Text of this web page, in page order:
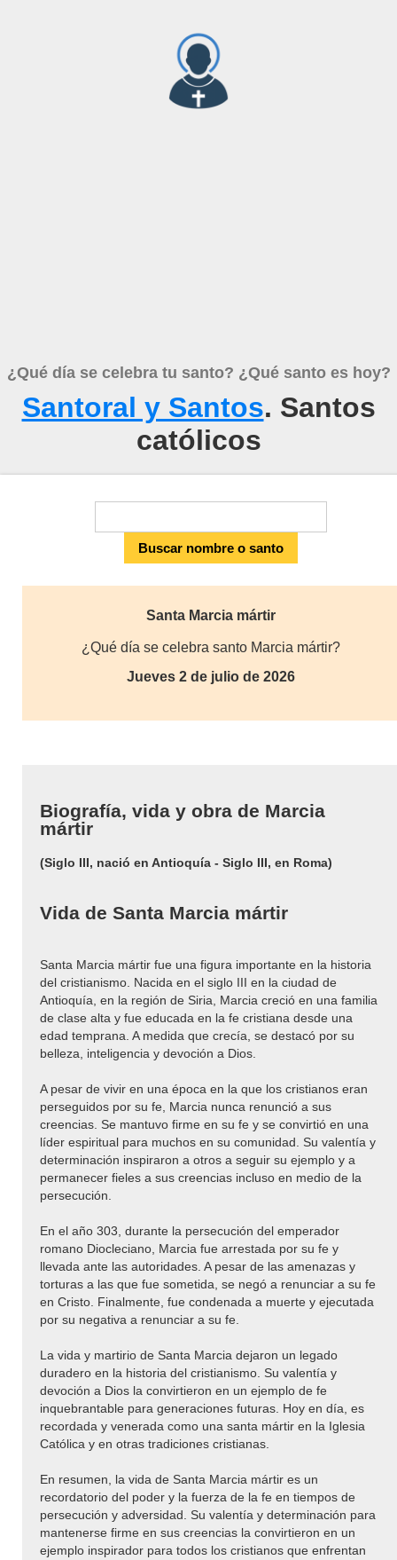
¿Qué día se celebra tu santo? ¿Qué santo es hoy?
Santoral y Santos. Santos
católicos
Santa Marcia mártir
¿Qué día se celebra santo Marcia mártir?
Jueves 2 de julio de 2026
Biografía, vida y obra de Marcia
mártir
(Siglo III, nació en Antioquía - Siglo III, en Roma)
Vida de Santa Marcia mártir
Santa Marcia mártir fue una figura importante en la historia
del cristianismo. Nacida en el siglo III en la ciudad de
Antioquía, en la región de Siria, Marcia creció en una familia
de clase alta y fue educada en la fe cristiana desde una
edad temprana. A medida que crecía, se destacó por su
belleza, inteligencia y devoción a Dios.
A pesar de vivir en una época en la que los cristianos eran
perseguidos por su fe, Marcia nunca renunció a sus
creencias. Se mantuvo firme en su fe y se convirtió en una
líder espiritual para muchos en su comunidad. Su valentía y
determinación inspiraron a otros a seguir su ejemplo y a
permanecer fieles a sus creencias incluso en medio de la
persecución.
En el año 303, durante la persecución del emperador
romano Diocleciano, Marcia fue arrestada por su fe y
llevada ante las autoridades. A pesar de las amenazas y
torturas a las que fue sometida, se negó a renunciar a su fe
en Cristo. Finalmente, fue condenada a muerte y ejecutada
por su negativa a renunciar a su fe.
La vida y martirio de Santa Marcia dejaron un legado
duradero en la historia del cristianismo. Su valentía y
devoción a Dios la convirtieron en un ejemplo de fe
inquebrantable para generaciones futuras. Hoy en día, es
recordada y venerada como una santa mártir en la Iglesia
Católica y en otras tradiciones cristianas.
En resumen, la vida de Santa Marcia mártir es un
recordatorio del poder y la fuerza de la fe en tiempos de
persecución y adversidad. Su valentía y determinación para
mantenerse firme en sus creencias la convirtieron en un
ejemplo inspirador para todos los cristianos que enfrentan